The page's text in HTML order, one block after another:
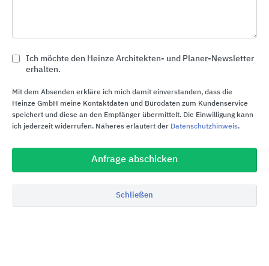
Ich möchte den Heinze Architekten- und Planer-Newsletter
erhalten.
Mit dem Absenden erkläre ich mich damit einverstanden, dass die
Heinze GmbH meine Kontaktdaten und Bürodaten zum Kundenservice
speichert und diese an den Empfänger übermittelt. Die Einwilligung kann
ich jederzeit widerrufen. Näheres erläutert der Datenschutzhinweis.
Anfrage abschicken
Schließen